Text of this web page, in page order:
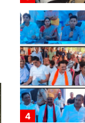
4